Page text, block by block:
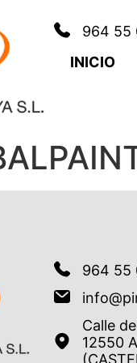
964 55
INICIO
964 55
Calle
12550